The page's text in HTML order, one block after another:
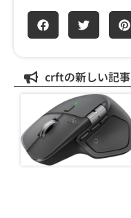
crftの新しい記事